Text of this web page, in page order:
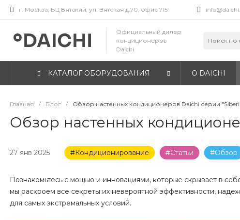
г. Москва, БЦ Вятский, ул. Вятская д.70, офис 715
Официальный дилер
кондиционеров
Daichi
КАТАЛОГ ОБОРУДОВАНИЯ О DAICHI
Главная / Блог / Обзор настенных кондиционеров Daichi серии
Обзор настенных
27 янв 2025 #Кондиционирование #Статьи #Обзор
Познакомьтесь с мощью и инновациями, которые скрывает в
мы раскроем все секреты их невероятной эффективности,
для самых экстремальных условий.